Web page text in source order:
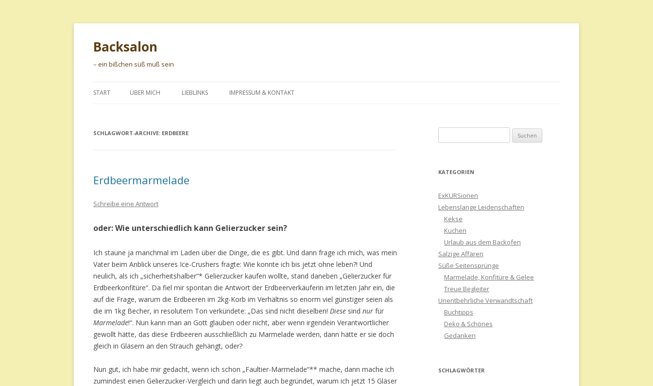
Backsalon
– ein bißchen süß muß sein
START ÜBER MICH LIEBLINKS IMPRESSUM & KONTAKT
SCHLAGWORT-ARCHIVE: ERDBEERE
Erdbeermarmelade
Schreibe eine Antwort
oder: Wie unterschiedlich kann Gelierzucker sein?
Ich staune ja manchmal im Laden über die Dinge, die es gibt. Und dann frage ich mich, was mein
Vater beim Anblick unseres Ice-Crushers fragte: Wie konnte ich bis jetzt ohne leben?! Und
neulich, als ich „sicherheitshalber“* Gelierzucker kaufen wollte, stand daneben „Gelierzucker für
Erdbeerkonfitüre“. Da fiel mir spontan die Antwort der Erdbeerverkäuferin im letzten Jahr ein, die
auf die Frage, warum die Erdbeeren im 2kg-Korb im Verhältnis so enorm viel günstiger seien als
die im 1kg Becher, in resolutem Ton verkündete: „Das sind nicht dieselben! Diese sind nur für
Marmelade!“. Nun kann man an Gott glauben oder nicht, aber wenn irgendein Verantwortlicher
gewollt hätte, das diese Erdbeeren ausschließlich zu Marmelade werden, dann hätte er sie doch
gleich in Gläsern an den Strauch gehängt, oder?
Nun gut, ich habe mir gedacht, wenn ich schon „Faultier-Marmelade“** mache, dann mache ich
zumindest einen Gelierzucker-Vergleich und darin liegt auch begründet, warum ich jetzt 15 Gläser
nach:
KATEGORIEN
ExKURSionen
Lebenslange Leidenschaften
Kekse
Kuchen
Urlaub aus dem Backofen
Salzige Affären
Süße Seitensprünge
Marmelade, Konfitüre & Gelee
Treue Begleiter
Unentbehrliche Verwandtschaft
Buchtipps
Deko & Schönes
Gedanken
SCHLAGWÖRTER